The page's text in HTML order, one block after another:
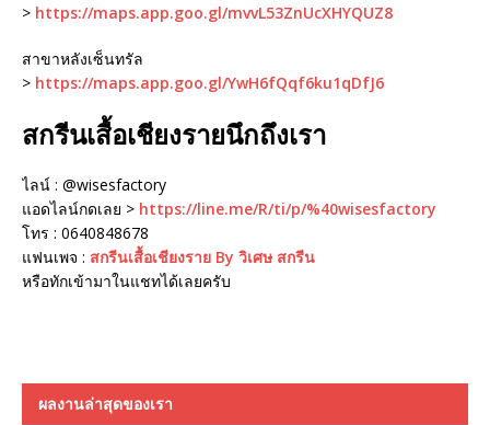
> https://maps.app.goo.gl/mvvL53ZnUcXHYQUZ8
สาขาหลังเซ็นทรัล
> https://maps.app.goo.gl/YwH6fQqf6ku1qDfJ6
สกรีนเสื้อเชียงรายนึกถึงเรา
ไลน์ : @wisesfactory
แอดไลน์กดเลย > https://line.me/R/ti/p/%40wisesfactory
โทร : 0640848678
แฟนเพจ : สกรีนเสื้อเชียงราย By วิเศษ สกรีน
หรือทักเข้ามาในแชทได้เลยครับ
ผลงานล่าสุดของเรา